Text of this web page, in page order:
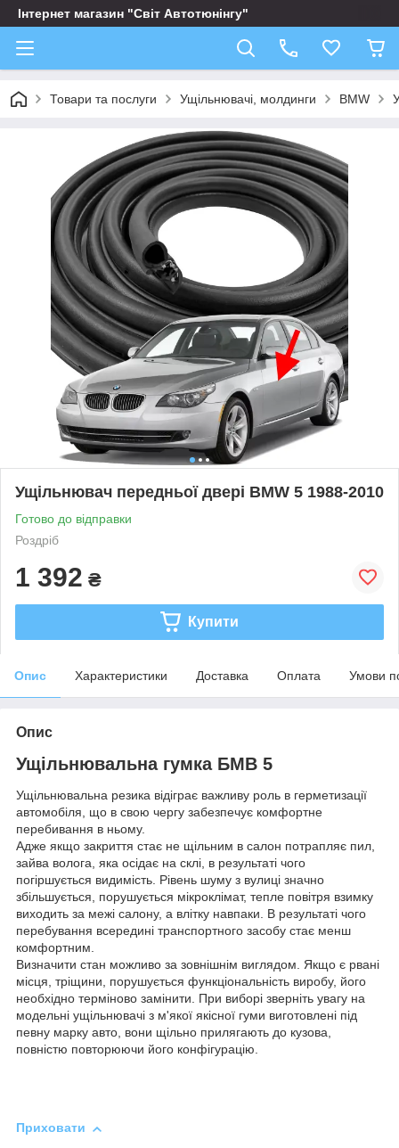
Інтернет магазин "Світ Автотюнінгу"
Товари та послуги Ущільнювачі, молдинги BMW
Ущільнювач передньої двері BMW 5 1988-2010
Готово до відправки
Роздріб
1 392 ₴
Купити
Опис Характеристики Доставка Оплата Умови
Опис
Ущільнювальна гумка БМВ 5
Ущільнювальна резика відіграє важливу роль в герметизації
автомобіля, що в свою чергу забезпечує комфортне
перебивання в ньому.
Адже якщо закриття стає не щільним в салон потрапляє пил,
зайва волога, яка осідає на склі, в результаті чого
погіршується видимість. Рівень шуму з вулиці значно
збільшується, порушується мікроклімат, тепле повітря взимку
виходить за межі салону, а влітку навпаки. В результаті чого
перебування всередині транспортного засобу стає менш
комфортним.
Визначити стан можливо за зовнішнім виглядом. Якщо є рвані
місця, тріщини, порушується функціональність виробу, його
необхідно терміново замінити. При виборі зверніть увагу на
модельні ущільнювачі з м'якої якісної гуми виготовлені під
певну марку авто, вони щільно прилягають до кузова,
повністю повторюючи його конфігурацію.
Приховати